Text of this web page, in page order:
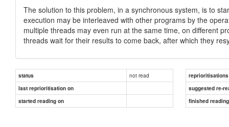
The solution to this problem, in a synchronous system, is to
execution may be interleaved with other programs by the
multiple threads may even run at the same time, on different
threads wait for their results to come back, after which they
status not read
reprioritisations
last reprioritisation on
suggested re-
started reading on
finished